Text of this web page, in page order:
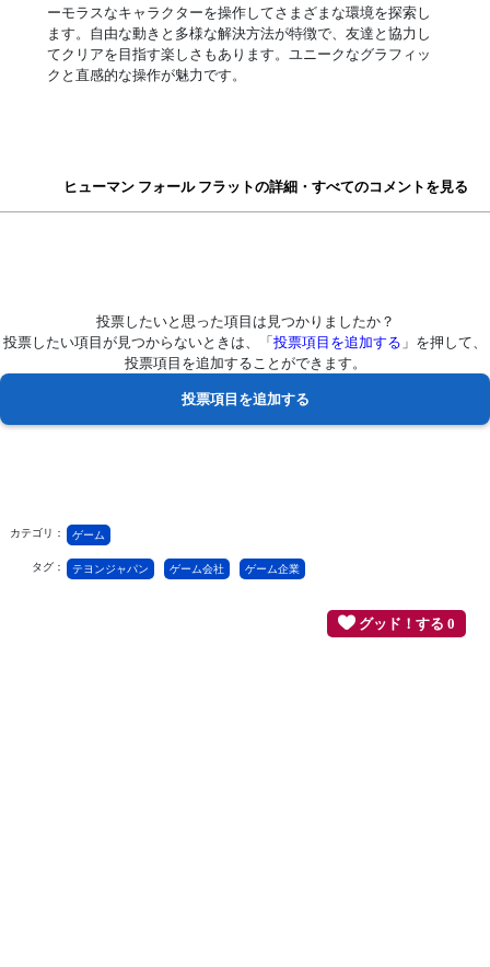
ーモラスなキャラクターを操作してさまざまな環境を探索し
ます。自由な動きと多様な解決方法が特徴で、友達と協力し
てクリアを目指す楽しさもあります。ユニークなグラフィッ
クと直感的な操作が魅力です。
ヒューマン フォール フラットの詳細・すべてのコメントを見る
投票したいと思った項目は見つかりましたか？
投票したい項目が見つからないときは、「 投票項目を追加する 」を押して、
投票項目を追加することができます。
カテゴリ： ゲーム
タグ： テヨンジャパン ゲーム会社 ゲーム企業
グッド！する 0